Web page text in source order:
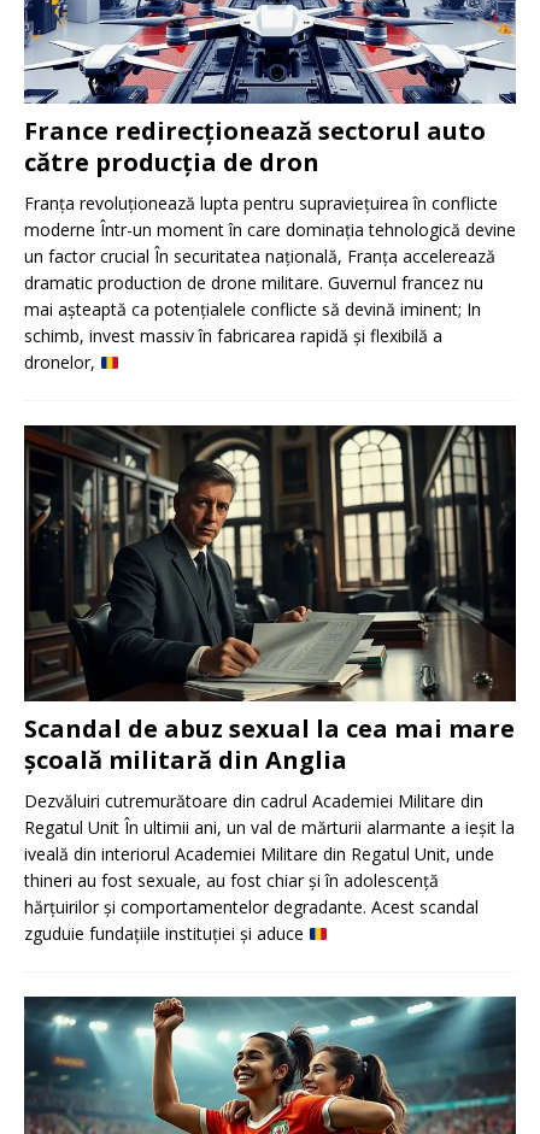
France redirecționează sectorul auto
către producția de dron
Franța revoluționează lupta pentru supraviețuirea în conflicte
moderne Într-un moment în care dominația tehnologică devine
un factor crucial În securitatea națională, Franța accelerează
dramatic production de drone militare. Guvernul francez nu
mai așteaptă ca potențialele conflicte să devină iminent; In
schimb, invest massiv în fabricarea rapidă și flexibilă a
dronelor,
Scandal de abuz sexual la cea mai mare
școală militară din Anglia
Dezvăluiri cutremurătoare din cadrul Academiei Militare din
Regatul Unit În ultimii ani, un val de mărturii alarmante a ieșit la
iveală din interiorul Academiei Militare din Regatul Unit, unde
thineri au fost sexuale, au fost chiar și în adolescență
hărțuirilor și comportamentelor degradante. Acest scandal
zguduie fundațiile instituției și aduce